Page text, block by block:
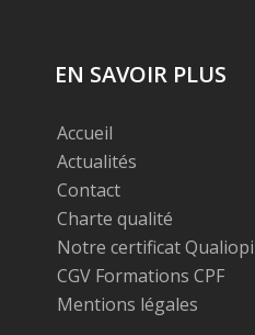
EN SAVOIR PLUS
Accueil
Actualités
Contact
Charte qualité
Notre certificat Qualiopi
CGV Formations CPF
Mentions légales